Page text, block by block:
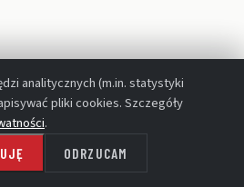
analitycznych (m.in. statystyki
pliki cookies. Szczegóły
.
ODRZUCAM